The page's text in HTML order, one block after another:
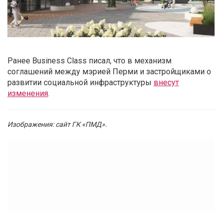
Ранее Business Class писал, что в механизм
соглашений между мэрией Перми и застройщиками о
развитии социальной инфраструктуры внесут
изменения.
Изображения: сайт ГК «ПМД».